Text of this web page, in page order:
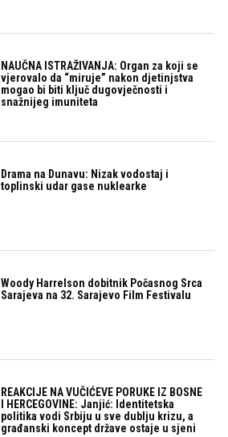
NAUČNA ISTRAŽIVANJA: Organ za koji se
vjerovalo da “miruje” nakon djetinjstva
mogao bi biti ključ dugovječnosti i
snažnijeg imuniteta
Drama na Dunavu: Nizak vodostaj i
toplinski udar gase nuklearke
Woody Harrelson dobitnik Počasnog Srca
Sarajeva na 32. Sarajevo Film Festivalu
REAKCIJE NA VUČIĆEVE PORUKE IZ BOSNE
I HERCEGOVINE: Janjić: Identitetska
politika vodi Srbiju u sve dublju krizu, a
građanski koncept države ostaje u sjeni